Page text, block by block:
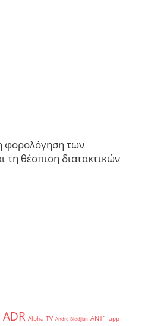
φορολόγηση των
τη θέσπιση διατακτικών
ADR Alpha TV Andre Bledjian ANT1 app